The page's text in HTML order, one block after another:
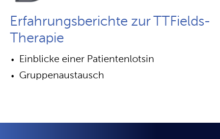
Erfahrungsberichte zur TTFields-
Therapie
Einblicke einer Patientenlotsin
Gruppenaustausch